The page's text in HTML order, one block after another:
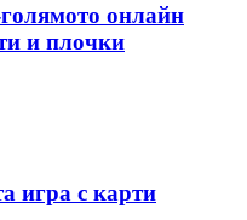
онлайн
и плочки
игра с карти